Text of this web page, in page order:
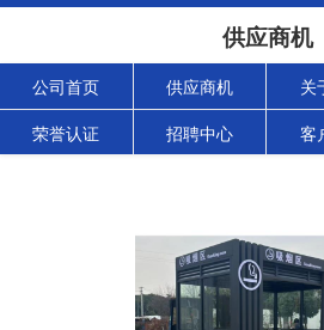
供应商机
公司首页 供应商机 关
荣誉认证 招聘中心 客